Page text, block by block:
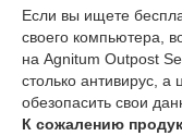
Если вы ищете
своего компьютера,
на Agnitum Outpost
столько антивирус,
обезопасить свои
К сожалению